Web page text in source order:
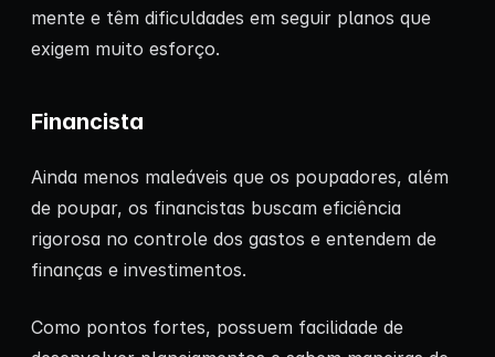
mente e têm dificuldades em seguir planos que
exigem muito esforço.
Financista
Ainda menos maleáveis que os poupadores, além
de poupar, os financistas buscam eficiência
rigorosa no controle dos gastos e entendem de
finanças e investimentos.
Como pontos fortes, possuem facilidade de